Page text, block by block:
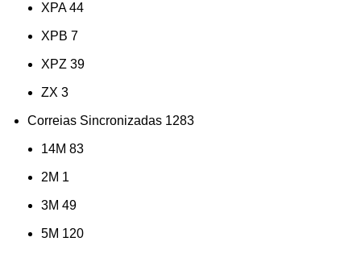
XPA 44
XPB 7
XPZ 39
ZX 3
Correias Sincronizadas 1283
14M 83
2M 1
3M 49
5M 120